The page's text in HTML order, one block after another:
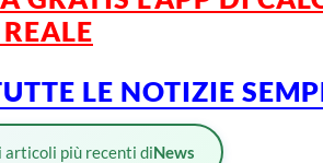
LE NOTIZIE
articoli più recenti diNews